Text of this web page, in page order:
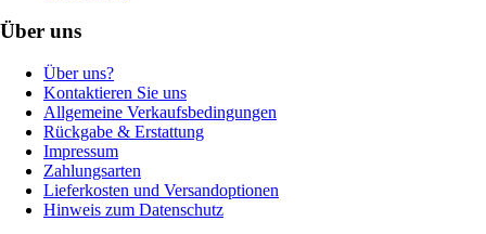
Über uns
Über uns?
Kontaktieren Sie uns
Allgemeine Verkaufsbedingungen
Rückgabe & Erstattung
Impressum
Zahlungsarten
Lieferkosten und Versandoptionen
Hinweis zum Datenschutz